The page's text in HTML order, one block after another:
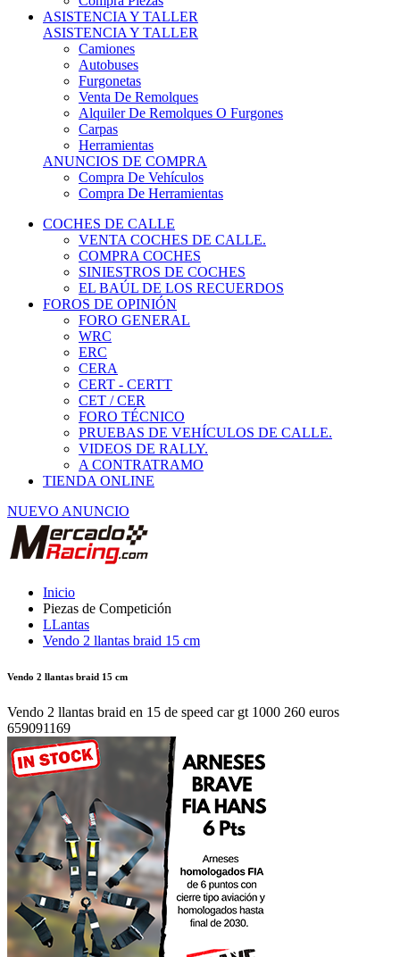
ASISTENCIA Y TALLER
Camiones
Autobuses
Furgonetas
Venta De Remolques
Alquiler De Remolques O Furgones
Carpas
Herramientas
ANUNCIOS DE COMPRA
Compra De Vehículos
Compra De Herramientas
COCHES DE CALLE
VENTA COCHES DE CALLE.
COMPRA COCHES
SINIESTROS DE COCHES
EL BAÚL DE LOS RECUERDOS
FOROS DE OPINIÓN
FORO GENERAL
WRC
ERC
CERA
CERT - CERTT
CET / CER
FORO TÉCNICO
PRUEBAS DE VEHÍCULOS DE CALLE.
VIDEOS DE RALLY.
A CONTRATRAMO
TIENDA ONLINE
NUEVO ANUNCIO
Piezas de Competición
LLantas
Vendo 2 llantas braid 15 cm
659091169